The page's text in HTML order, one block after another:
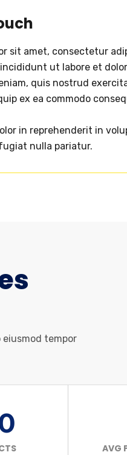
sit amet, consectetur
ut labore et
quis nostrud
ex ea commodo
in reprehenderit in
nulla pariatur.
tempor
AVG